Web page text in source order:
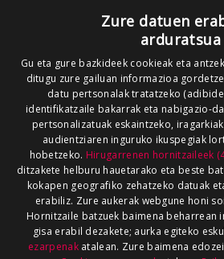
Zure datuen
arduratsua
Gu eta gure bazkideek cookieak eta
ditugu zure gailuan informazioa
datu pertsonalak tratatzeko
identifikatzaile bakarrak eta nabigazio-
pertsonalizatuak eskaintzeko,
audientziaren inguruko ikuspegiak
hobetzeko. Hirugarrenen hornitzaileek
ditzakete helburu hauetarako eta beste
kokapen geografiko zehatzeko datuak
erabiliz. Zure aukerak webgune honi
Hornitzaile batzuek baimena beharrean
gisa erabil dezakete; aurka egiteko
ezarpenakatalean. Zure baimena